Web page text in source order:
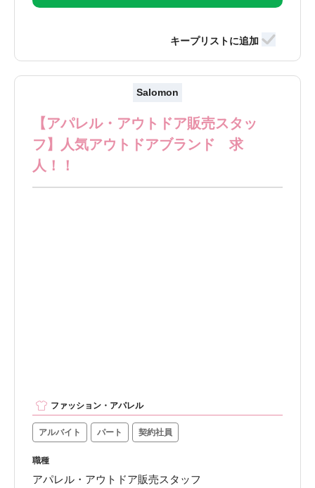
Salomon
【アパレル・アウトドア販売スタッ
フ】人気アウトドアブランド 求
人！！
ファッション・アパレル
アルバイト パート 契約社員
職種
アパレル・アウトドア販売スタッフ